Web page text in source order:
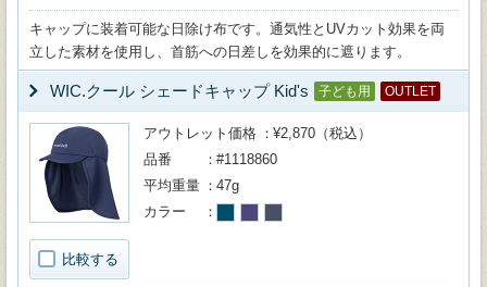
キャップに装着可能な日除け布です。通気性とUVカット効果を両
立した素材を使用し、首筋への日差しを効果的に遮ります。
WIC.クール シェードキャップ Kid's 子ども用 OUTLET
比較する
アウトレット価格
¥2,870（税込）
品番
#1118860
平均重量
47g
カラー